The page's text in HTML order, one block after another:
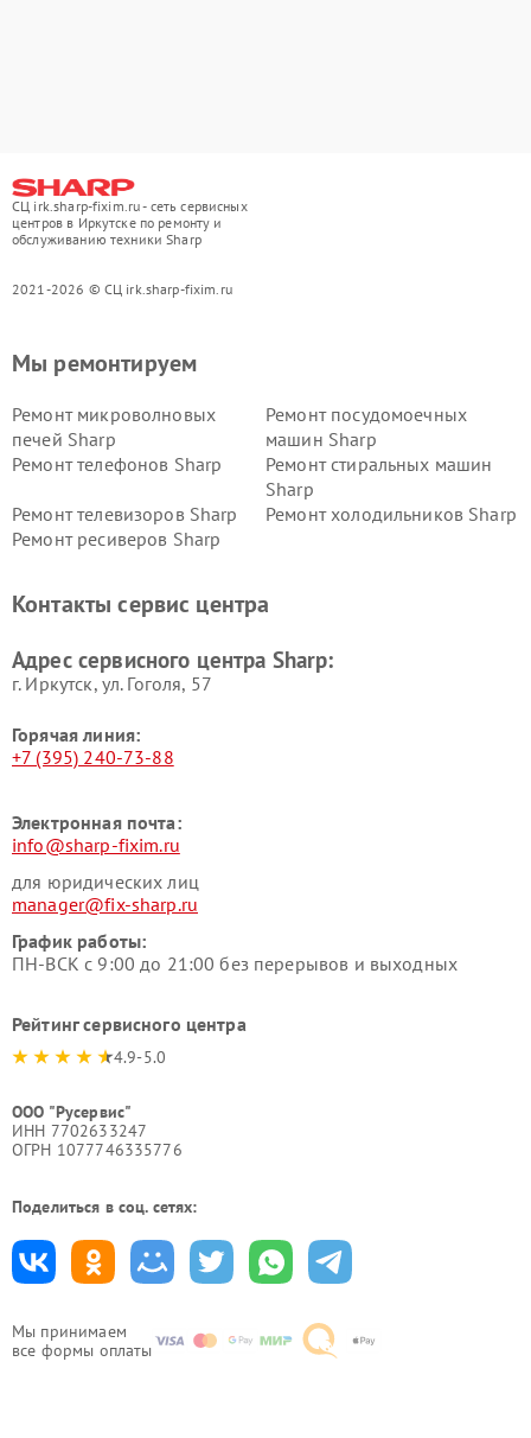
СЦ irk.sharp-fixim.ru - сеть сервисных
центров в Иркутске по ремонту и
обслуживанию техники Sharp
2021-2026 © СЦ irk.sharp-fixim.ru
Мы принимаем
все формы оплаты
Мы ремонтируем
Ремонт микроволновых
печей Sharp
Ремонт посудомоечных
машин Sharp
Ремонт телефонов Sharp
Ремонт стиральных машин
Sharp
Ремонт телевизоров Sharp
Ремонт холодильников Sharp
Ремонт ресиверов Sharp
Контакты сервис центра
Адрес сервисного центра Sharp:
г. Иркутск, ул. ​Гоголя, 57
Горячая линия:
+7 (395) 240-73-88
Электронная почта:
info@sharp-fixim.ru
для юридических лиц
manager@fix-sharp.ru
График работы:
ПН-ВСК с 9:00 до 21:00 без перерывов и выходных
Рейтинг сервисного центра
4.9-5.0
ООО "Русервис"
ИНН 7702633247
ОГРН 1077746335776
Поделиться в соц. сетях: